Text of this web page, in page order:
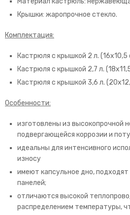
Крышки: жаропрочное стекло.
Комплектация:
Кастрюля с крышкой 2 л. (16х10,5
Кастрюля с крышкой 2,7 л.
Кастрюля с крышкой 3,6 л.
Особенности:
изготовлены из высокопрочной
подвергающейся коррозии и
идеальны для интенсивного
износу
имеют капсульное дно,
панелей;
отличаются высокой
распределением температуры,